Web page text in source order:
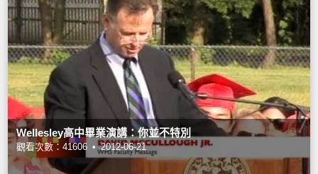
Wellesley高中畢業演講：你並不特別
觀看次數：41606 • 2012-06-21